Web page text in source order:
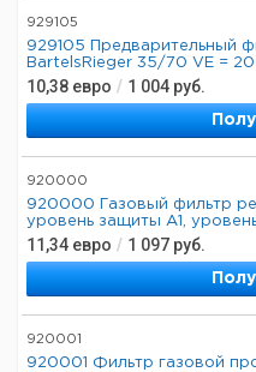
929105
929105 Предварительный
BartelsRieger 35/70 VE = 20
10,38 евро / 1 004 руб.
920000
920000 Газовый фильтр
уровень защиты A1,
11,34 евро / 1 097 руб.
920001
920001 Фильтр газовой